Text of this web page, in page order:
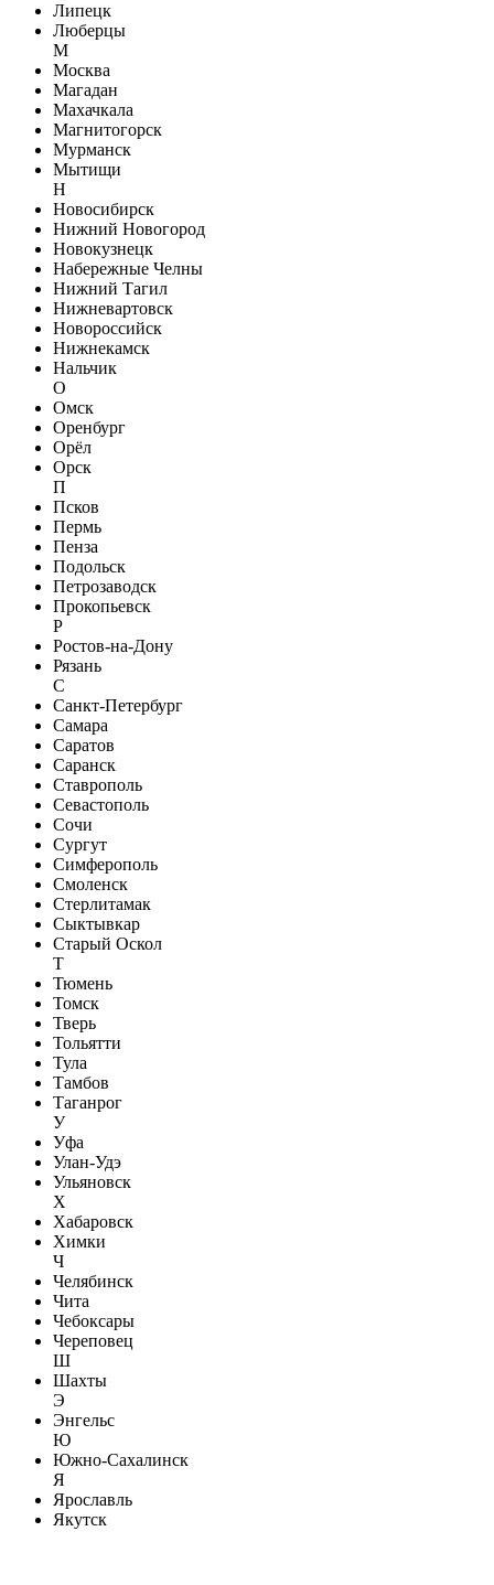
Липецк
Люберцы
М
Москва
Магадан
Махачкала
Магнитогорск
Мурманск
Мытищи
Н
Новосибирск
Нижний Новогород
Новокузнецк
Набережные Челны
Нижний Тагил
Нижневартовск
Новороссийск
Нижнекамск
Нальчик
О
Омск
Оренбург
Орёл
Орск
П
Псков
Пермь
Пенза
Подольск
Петрозаводск
Прокопьевск
Р
Ростов-на-Дону
Рязань
С
Санкт-Петербург
Самара
Саратов
Саранск
Ставрополь
Севастополь
Сочи
Сургут
Симферополь
Смоленск
Стерлитамак
Сыктывкар
Старый Оскол
Т
Тюмень
Томск
Тверь
Тольятти
Тула
Тамбов
Таганрог
У
Уфа
Улан-Удэ
Ульяновск
Х
Хабаровск
Химки
Ч
Челябинск
Чита
Чебоксары
Череповец
Ш
Шахты
Э
Энгельс
Ю
Южно-Сахалинск
Я
Ярославль
Якутск